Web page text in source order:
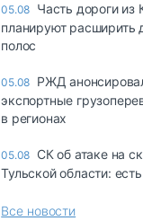
05.08 Часть дороги из
планируют расширить
полос
05.08 РЖД
экспортные
в регионах
05.08 СК об атаке на
Тульской области:
Все новости